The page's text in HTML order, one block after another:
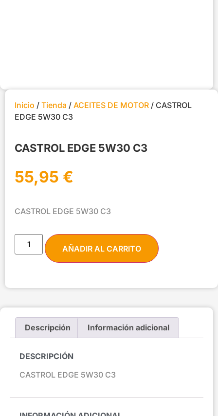
Inicio / Tienda / ACEITES DE MOTOR / CASTROL
EDGE 5W30 C3
CASTROL EDGE 5W30 C3
55,95 €
CASTROL EDGE 5W30 C3
AÑADIR AL CARRITO
Descripción Información adicional
DESCRIPCIÓN
CASTROL EDGE 5W30 C3